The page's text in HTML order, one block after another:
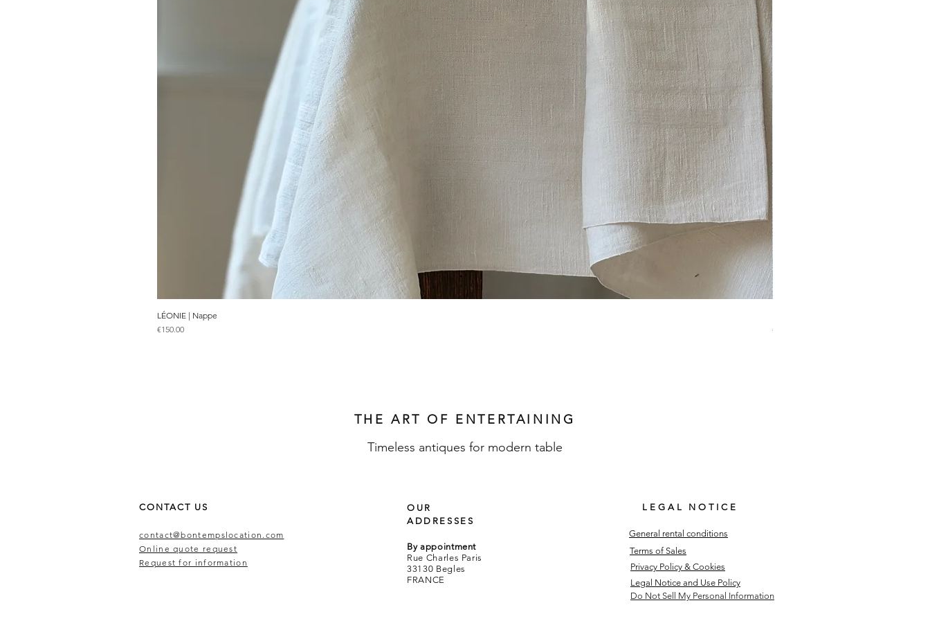
LÉONIE | Nappe
Price
€150.00
Price
€120.00
THE ART OF ENTERTAINING
Timeless antiques for modern table
CONTACT US
contact@bontempslocation.com
Online quote request
Request for information
OUR
ADDRESSES
By appointment
Rue Charles Paris
33130 Begles
FRANCE
LEGAL NOTICE
General rental conditions
Terms of Sales
Privacy Policy & Cookies
Legal Notice and Use Policy
Do Not Sell My Personal Information